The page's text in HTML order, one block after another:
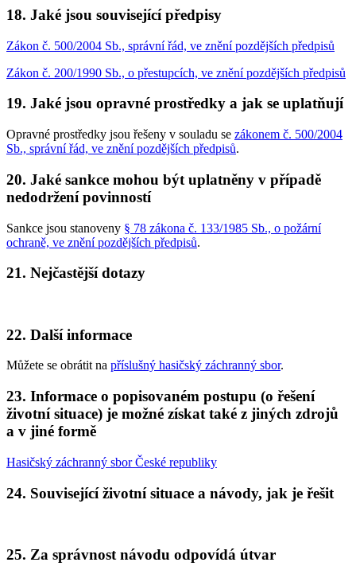
18. Jaké jsou související předpisy
Zákon č. 500/2004 Sb., správní řád, ve znění pozdějších předpisů
Zákon č. 200/1990 Sb., o přestupcích, ve znění pozdějších předpisů
19. Jaké jsou opravné prostředky a jak se uplatňují
Opravné prostředky jsou řešeny v souladu se zákonem č. 500/2004
Sb., správní řád, ve znění pozdějších předpisů.
20. Jaké sankce mohou být uplatněny v případě
nedodržení povinností
Sankce jsou stanoveny § 78 zákona č. 133/1985 Sb., o požární
ochraně, ve znění pozdějších předpisů.
21. Nejčastější dotazy
22. Další informace
Můžete se obrátit na příslušný hasičský záchranný sbor.
23. Informace o popisovaném postupu (o řešení
životní situace) je možné získat také z jiných zdrojů
a v jiné formě
Hasičský záchranný sbor České republiky
24. Související životní situace a návody, jak je řešit
25. Za správnost návodu odpovídá útvar